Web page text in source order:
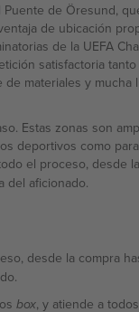
de Öresund,
de ubicación
de la UEFA
satisfactoria
materiales y mucha
Estas zonas son
deportivos como para
el proceso, desde
del aficionado.
desde la compra
box, y atiende a